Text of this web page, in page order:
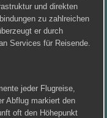
und direkten
zu zahlreichen
er durch
Services für Reisende.
jeder Flugreise,
Abflug markiert den
oft den Höhepunkt